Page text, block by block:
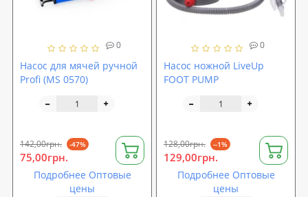
0
Насос для мячей ручной
Profi (MS 0570)
142,00грн. -47%
75,00грн.
Подробнее Оптовые
цены
0
Насос ножной LiveUp
FOOT PUMP
128,00грн. --1%
129,00грн.
Подробнее Оптовые
цены